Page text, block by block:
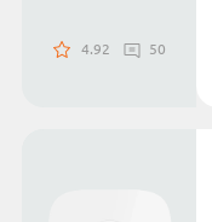
4.92 50